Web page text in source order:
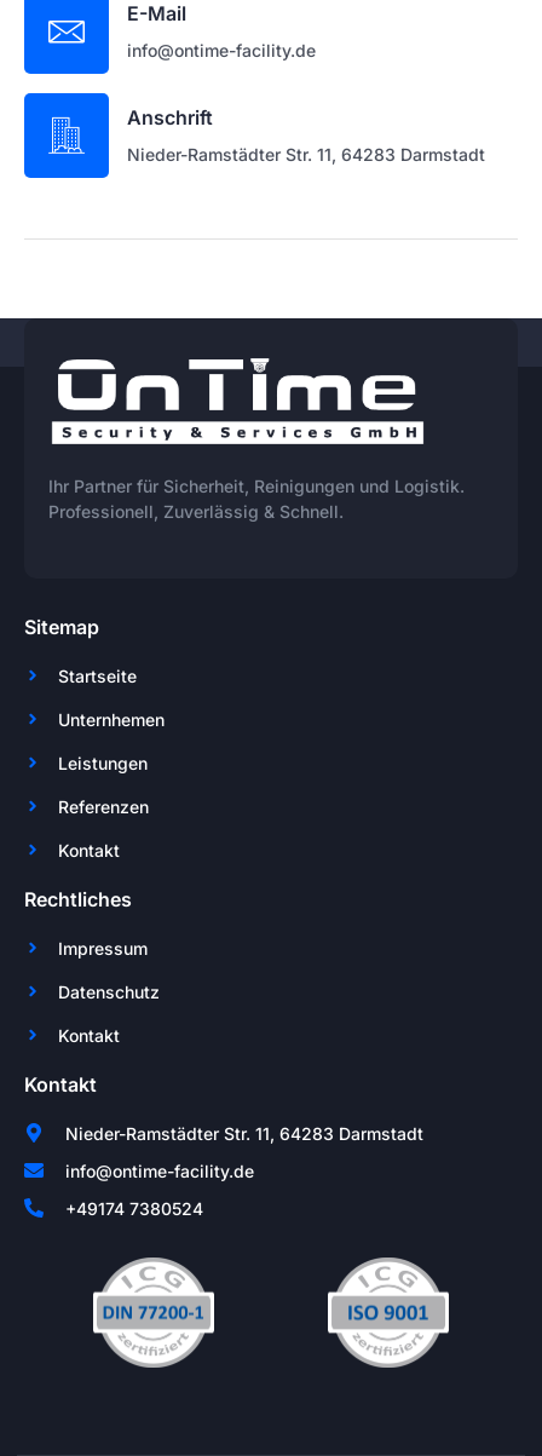
E-Mail
info@ontime-facility.de
Anschrift
Nieder-Ramstädter Str. 11, 64283 Darmstadt
Ihr Partner für Sicherheit, Reinigungen und Logistik.
Professionell, Zuverlässig & Schnell.
Sitemap
Startseite
Unternhemen
Leistungen
Referenzen
Kontakt
Rechtliches
Impressum
Datenschutz
Kontakt
Kontakt
Nieder-Ramstädter Str. 11, 64283 Darmstadt
info@ontime-facility.de
+49174 7380524